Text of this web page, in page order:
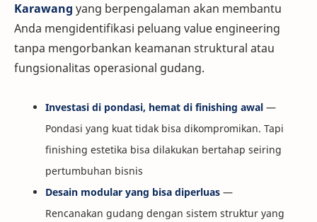
Karawang yang berpengalaman akan membantu
Anda mengidentifikasi peluang value engineering
tanpa mengorbankan keamanan struktural atau
fungsionalitas operasional gudang.
Investasi di pondasi, hemat di finishing awal —
Pondasi yang kuat tidak bisa dikompromikan. Tapi
finishing estetika bisa dilakukan bertahap seiring
pertumbuhan bisnis
Desain modular yang bisa diperluas —
Rencanakan gudang dengan sistem struktur yang